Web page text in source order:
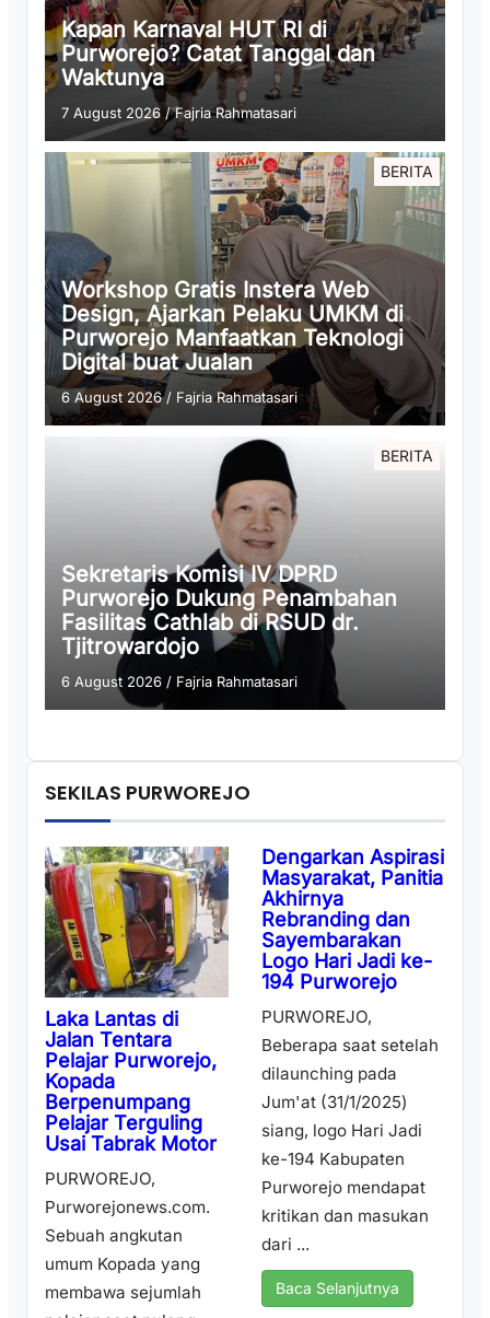
Kapan Karnaval HUT RI di
Purworejo? Catat Tanggal dan
Waktunya
7 August 2026 /Fajria Rahmatasari
BERITA
Workshop Gratis Instera Web
Design, Ajarkan Pelaku UMKM di
Purworejo Manfaatkan Teknologi
Digital buat Jualan
6 August 2026/ Fajria Rahmatasari
BERITA
Sekretaris Komisi IV DPRD
Purworejo Dukung Penambahan
Fasilitas Cathlab di RSUD dr.
Tjitrowardojo
6 August 2026 / Fajria Rahmatasari
SEKILAS PURWOREJO
Laka Lantas di
Jalan Tentara
Pelajar Purworejo,
Kopada
Berpenumpang
Pelajar Terguling
Usai Tabrak Motor
PURWOREJO,
Purworejonews.com.
Sebuah angkutan
umum Kopada yang
membawa sejumlah
Dengarkan Aspirasi
Masyarakat, Panitia
Akhirnya
Rebranding dan
Sayembarakan
Logo Hari Jadi ke-
194 Purworejo
PURWOREJO,
Beberapa saat setelah
dilaunching pada
Jum'at (31/1/2025)
siang, logo Hari Jadi
ke-194 Kabupaten
Purworejo mendapat
kritikan dan masukan
dari ...
Baca Selanjutnya